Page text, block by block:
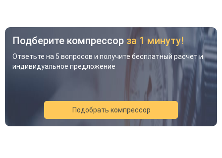
Подберите компрессор за 1 минуту!
Ответьте на 5 вопросов и получите бесплатный расчет и
индивидуальное предложение
Подобрать компрессор
АкцияНовинкаХит